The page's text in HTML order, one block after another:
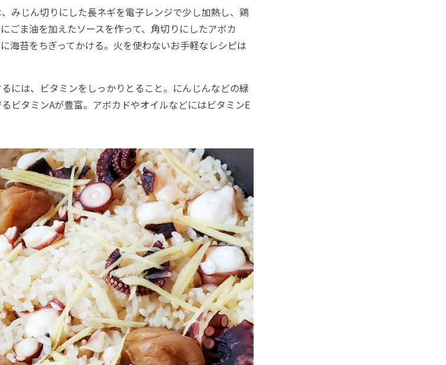
みじん切りにした長ネギを電子レンジで少し加熱し、鶏
ごま油を加えたソースを作って、角切りにしたアボカ
海苔をちぎってかける。火を使わないお手軽なレシピは
には、ビタミンをしっかりとること。にんじんなどの緑
ビタミンAが豊富。アボカドやオイルなどにはビタミンE